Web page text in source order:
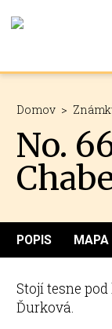
Domov >
No.
POPIS MAPA
Stojí tesne
Ďurková.